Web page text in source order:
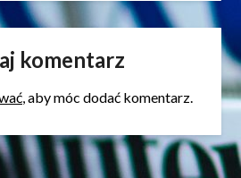
komentarz
, aby móc dodać komentarz.